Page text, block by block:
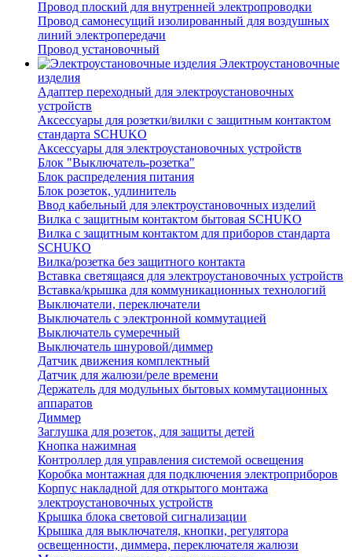
Провод плоский для внутренней электропроводки
Провод самонесущий изолированный для воздушных
линий электропередачи
Провод установочный
Электроустановочные
изделия
Адаптер переходный для электроустановочных
устройств
Аксессуары для розетки/вилки с защитным контактом
стандарта SCHUKO
Аксессуары для электроустановочных устройств
Блок "Выключатель-розетка"
Блок распределения питания
Блок розеток, удлинитель
Ввод кабельный для электроустановочных изделий
Вилка с защитным контактом бытовая SCHUKO
Вилка с защитным контактом для приборов стандарта
SCHUKO
Вилка/розетка без защитного контакта
Вставка светящаяся для электроустановочных устройств
Вставка/крышка для коммуникационных технологий
Выключатели, переключатели
Выключатель с электронной коммутацией
Выключатель сумеречный
Выключатель шнуровой/диммер
Датчик движения комплектный
Датчик для жалюзи/реле времени
Держатель для модульных бытовых коммутационных
аппаратов
Диммер
Заглушка для розеток, для защиты детей
Кнопка нажимная
Контроллер для управления системой освещения
Коробка монтажная для подключения электроприборов
Корпус накладной для открытого монтажа
электроустановочных устройств
Крышка блока световой сигнализации
Крышка для выключателя, кнопки, регулятора
освещенности, диммера, переключателя жалюзи